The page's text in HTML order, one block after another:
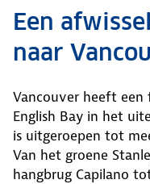
Een
naar
Vancouver heeft een
English Bay in het
is uitgeroepen tot
Van het groene
hangbrug Capilano